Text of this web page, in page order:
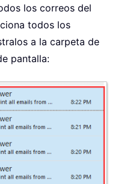
los correos del
todos los
a la carpeta de
pantalla: